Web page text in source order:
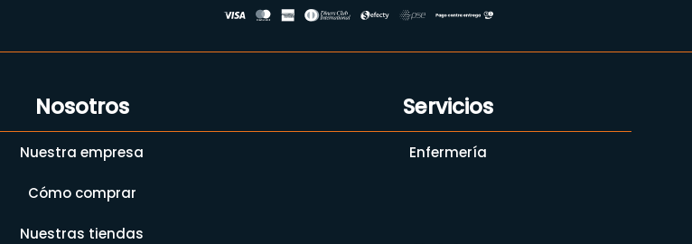
Nosotros
Nuestra empresa
Cómo comprar
Nuestras tiendas
Servicios
Enfermería